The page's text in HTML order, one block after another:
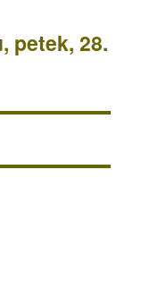
petek, 28.